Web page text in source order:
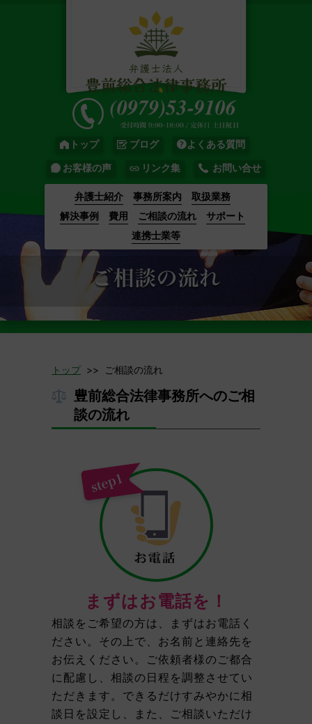
アクセシビリティ対応ページへ移動す
る
トップ ブログ よくある質問
お客様の声 リンク集 お問い合せ
弁護士紹介 事務所案内
取扱業務
解決事例
費用 ご相談の流れ
サポート
連携士業等
トップ>> ご相談の流れ
豊前総合法律事務所へのご相
談の流れ
まずはお電話を！
相談をご希望の方は、まずはお電話く
ださい。その上で、お名前と連絡先を
お伝えください。ご依頼者様のご都合
に配慮し、相談の日程を調整させてい
ただきます。できるだけすみやかに相
談日を設定し、また、ご相談いただけ